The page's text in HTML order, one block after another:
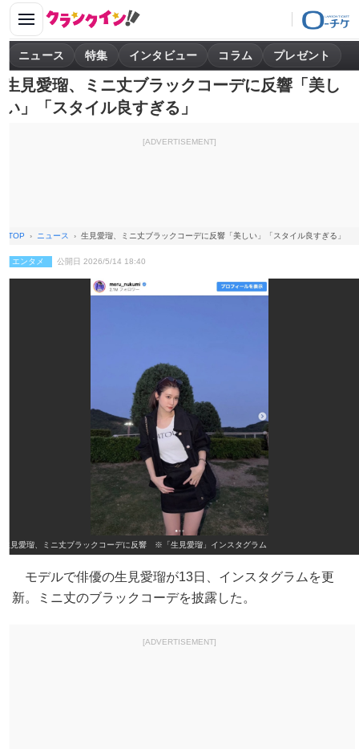
ニュース 特集 インタビュー コラム プレゼント
生見愛瑠、ミニ丈ブラックコーデに反響「美し
い」「スタイル良すぎる」
[ADVERTISEMENT]
TOP ニュース 生見愛瑠、ミニ丈ブラックコーデに反響「美しい」「スタイル良すぎる」
エンタメ 公開日 2026/5/14 18:40
生見愛瑠、ミニ丈ブラックコーデに反響 ※「生見愛瑠」インスタグラム
モデルで俳優の生見愛瑠が13日、インスタグラムを更
新。ミニ丈のブラックコーデを披露した。
[ADVERTISEMENT]